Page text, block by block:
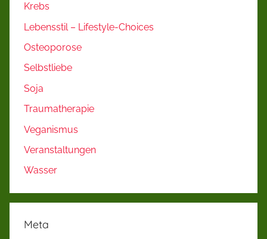
Krebs
Lebensstil – Lifestyle-Choices
Osteoporose
Selbstliebe
Soja
Traumatherapie
Veganismus
Veranstaltungen
Wasser
Meta